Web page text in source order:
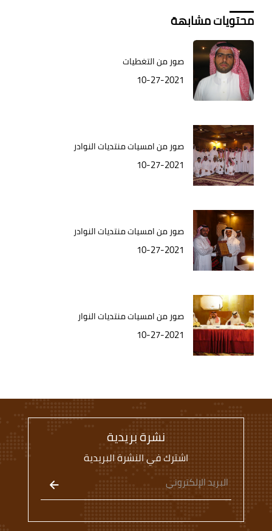
محتويات مشابهة
صور من التغطيات
10-27-2021
صور من امسيات منتديات النوادر
10-27-2021
صور من امسيات منتديات النوادر
10-27-2021
صور من امسيات منتديات النوار
10-27-2021
نشرة بريدية
اشترك في النشرة البريدية